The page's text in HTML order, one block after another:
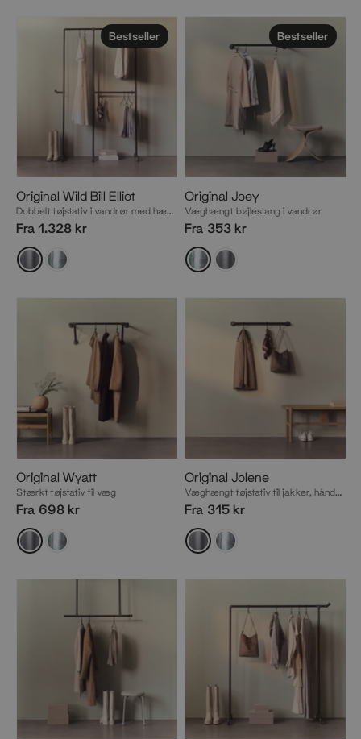
Bestseller
Original Wild Bill Elliot
Dobbelt tøjstativ i vandrør med hæng til lange jakker og kjoler
Fra 1.328 kr
Bestseller
Original Joey
Væghængt bøjlestang i vandrør
Fra 353 kr
Original Wyatt
Stærkt tøjstativ til væg
Fra 698 kr
Original Jolene
Væghængt tøjstativ til jakker, håndklæder, viskestykker mm.
Fra 315 kr